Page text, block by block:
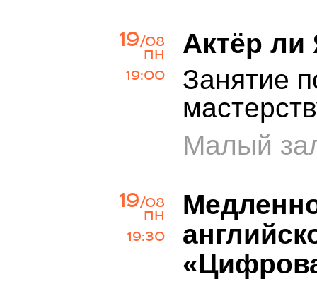
19/08
ПН
19:00
Актёр ли
Занятие
Малый
19/08
ПН
19:30